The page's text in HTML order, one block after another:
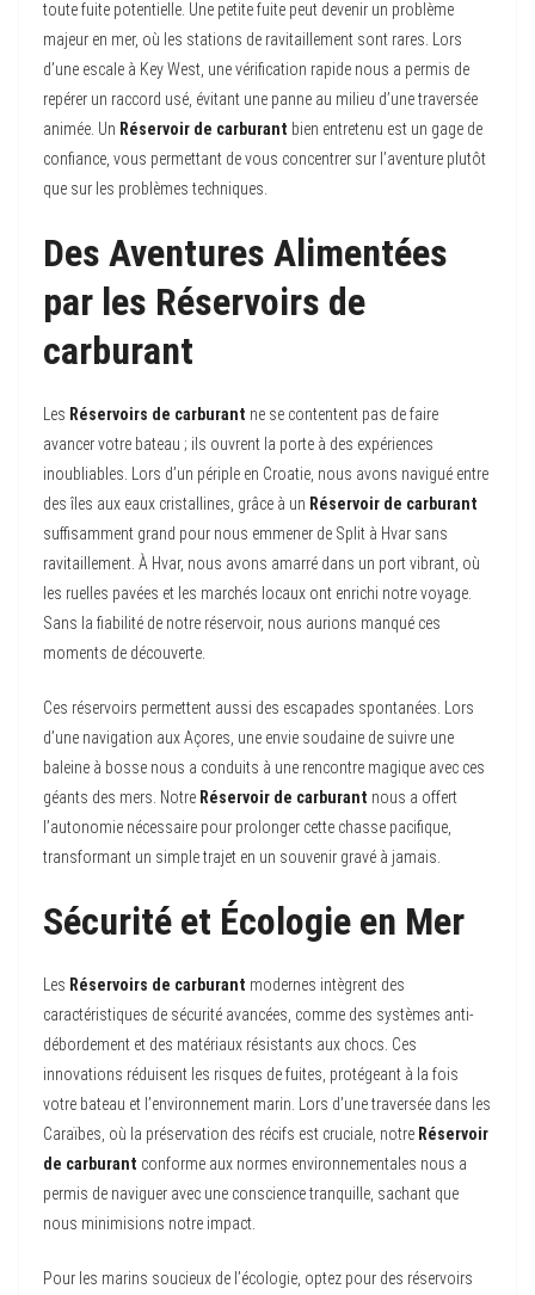
toute fuite potentielle. Une petite fuite peut devenir un problème
majeur en mer, où les stations de ravitaillement sont rares. Lors
d’une escale à Key West, une vérification rapide nous a permis de
repérer un raccord usé, évitant une panne au milieu d’une traversée
animée. Un Réservoir de carburant bien entretenu est un gage de
confiance, vous permettant de vous concentrer sur l’aventure plutôt
que sur les problèmes techniques.
Des Aventures Alimentées
par les Réservoirs de
carburant
Les Réservoirs de carburant ne se contentent pas de faire
avancer votre bateau ; ils ouvrent la porte à des expériences
inoubliables. Lors d’un périple en Croatie, nous avons navigué entre
des îles aux eaux cristallines, grâce à un Réservoir de carburant
suffisamment grand pour nous emmener de Split à Hvar sans
ravitaillement. À Hvar, nous avons amarré dans un port vibrant, où
les ruelles pavées et les marchés locaux ont enrichi notre voyage.
Sans la fiabilité de notre réservoir, nous aurions manqué ces
moments de découverte.
Ces réservoirs permettent aussi des escapades spontanées. Lors
d’une navigation aux Açores, une envie soudaine de suivre une
baleine à bosse nous a conduits à une rencontre magique avec ces
géants des mers. Notre Réservoir de carburant nous a offert
l’autonomie nécessaire pour prolonger cette chasse pacifique,
transformant un simple trajet en un souvenir gravé à jamais.
Sécurité et Écologie en Mer
Les Réservoirs de carburant modernes intègrent des
caractéristiques de sécurité avancées, comme des systèmes anti-
débordement et des matériaux résistants aux chocs. Ces
innovations réduisent les risques de fuites, protégeant à la fois
votre bateau et l’environnement marin. Lors d’une traversée dans les
Caraïbes, où la préservation des récifs est cruciale, notre Réservoir
de carburant conforme aux normes environnementales nous a
permis de naviguer avec une conscience tranquille, sachant que
nous minimisions notre impact.
Pour les marins soucieux de l’écologie, optez pour des réservoirs